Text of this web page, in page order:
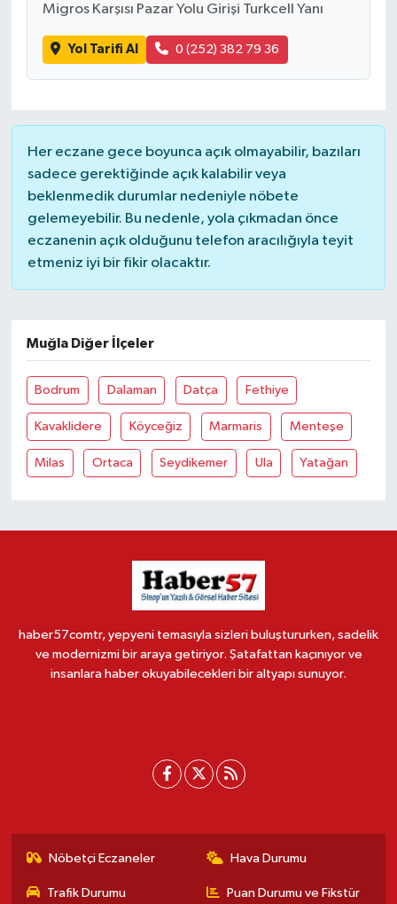
Migros Karşısı Pazar Yolu Girişi Turkcell Yanı
Yol Tarifi Al 0 (252) 382 79 36
Her eczane gece boyunca açık olmayabilir, bazıları
sadece gerektiğinde açık kalabilir veya
beklenmedik durumlar nedeniyle nöbete
gelemeyebilir. Bu nedenle, yola çıkmadan önce
eczanenin açık olduğunu telefon aracılığıyla teyit
etmeniz iyi bir fikir olacaktır.
Muğla Diğer İlçeler
Bodrum Dalaman Datça Fethiye
Kavaklidere Köyceğiz Marmaris Menteşe
Milas Ortaca Seydikemer Ula Yatağan
haber57comtr, yepyeni temasıyla sizleri buluştururken, sadelik
ve modernizmi bir araya getiriyor. Şatafattan kaçınıyor ve
insanlara haber okuyabilecekleri bir altyapı sunuyor.
Nöbetçi Eczaneler Hava Durumu
Trafik Durumu Puan Durumu ve Fikstür